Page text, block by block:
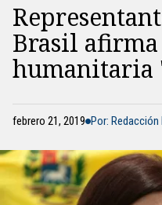
Brasil
humanitaria
febrero 21, 2019 Por: Redacción